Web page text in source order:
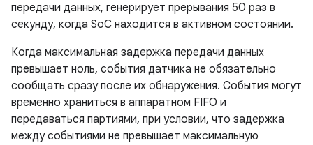
передачи данных, генерирует прерывания 50 раз в
секунду, когда SoC находится в активном состоянии.
Когда максимальная задержка передачи данных
превышает ноль, события датчика не обязательно
сообщать сразу после их обнаружения. События могут
временно храниться в аппаратном FIFO и
передаваться партиями, при условии, что задержка
между событиями не превышает максимальную